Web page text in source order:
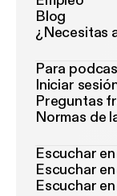
Blog
¿Necesitas
Para
Iniciar
Preguntas
Normas de
Escuchar
Escuchar
Escuchar